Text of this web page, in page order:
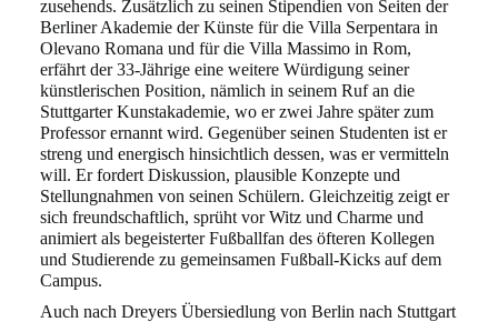
zusehends. Zusätzlich zu seinen Stipendien von Seiten der
Berliner Akademie der Künste für die Villa Serpentara in
Olevano Romana und für die Villa Massimo in Rom,
erfährt der 33-Jährige eine weitere Würdigung seiner
künstlerischen Position, nämlich in seinem Ruf an die
Stuttgarter Kunstakademie, wo er zwei Jahre später zum
Professorernannt wird. Gegenüber seinen Studenten ist er
streng und energisch hinsichtlich dessen, was er vermitteln
will. Er fordert Diskussion, plausible Konzepte und
Stellungnahmen von seinen Schülern. Gleichzeitig zeigt er
sich freundschaftlich, sprüht vor Witz und Charme und
animiert als begeisterter Fußballfan des öfteren Kollegen
und Studierende zu gemeinsamen Fußball-Kicks auf dem
Campus.
Auch nach Dreyers Übersiedlung von Berlin nach Stuttgart